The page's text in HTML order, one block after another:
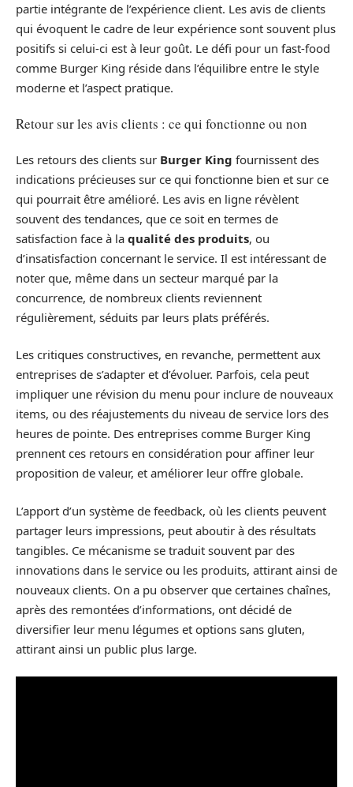
partie intégrante de l’expérience client. Les avis de clients
qui évoquent le cadre de leur expérience sont souvent plus
positifs si celui-ci est à leur goût. Le défi pour un fast-food
comme Burger King réside dans l’équilibre entre le style
moderne et l’aspect pratique.
Retour sur les avis clients : ce qui fonctionne ou non
Les retours des clients sur Burger King fournissent des
indications précieuses sur ce qui fonctionne bien et sur ce
qui pourrait être amélioré. Les avis en ligne révèlent
souvent des tendances, que ce soit en termes de
satisfaction face à la qualité des produits, ou
d’insatisfaction concernant le service. Il est intéressant de
noter que, même dans un secteur marqué par la
concurrence, de nombreux clients reviennent
régulièrement, séduits par leurs plats préférés.
Les critiques constructives, en revanche, permettent aux
entreprises de s’adapter et d’évoluer. Parfois, cela peut
impliquer une révision du menu pour inclure de nouveaux
items, ou des réajustements du niveau de service lors des
heures de pointe. Des entreprises comme Burger King
prennent ces retours en considération pour affiner leur
proposition de valeur, et améliorer leur offre globale.
L’apport d’un système de feedback, où les clients peuvent
partager leurs impressions, peut aboutir à des résultats
tangibles. Ce mécanisme se traduit souvent par des
innovations dans le service ou les produits, attirant ainsi de
nouveaux clients. On a pu observer que certaines chaînes,
après des remontées d’informations, ont décidé de
diversifier leur menu légumes et options sans gluten,
attirant ainsi un public plus large.